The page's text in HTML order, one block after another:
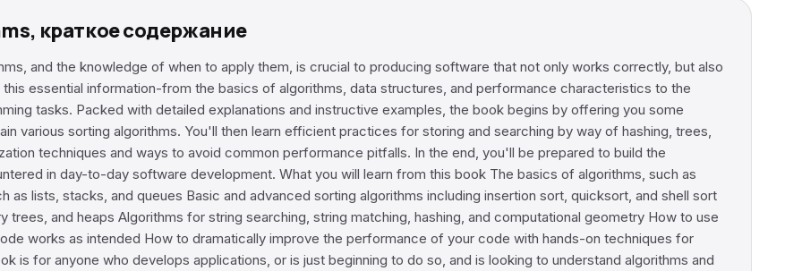
краткое содержание
and the knowledge of when to apply them, is crucial to producing software that not only works correctly, but also
essential information-from the basics of algorithms, data structures, and performance characteristics to the
tasks. Packed with detailed explanations and instructive examples, the book begins by offering you some
various sorting algorithms. You'll then learn efficient practices for storing and searching by way of hashing, trees,
techniques and ways to avoid common performance pitfalls. In the end, you'll be prepared to build the
in day-to-day software development. What you will learn from this book The basics of algorithms, such as
as lists, stacks, and queues Basic and advanced sorting algorithms including insertion sort, quicksort, and shell sort
and heaps Algorithms for string searching, string matching, hashing, and computational geometry How to use
works as intended How to dramatically improve the performance of your code with hands-on techniques for
is for anyone who develops applications, or is just beginning to do so, and is looking to understand algorithms and